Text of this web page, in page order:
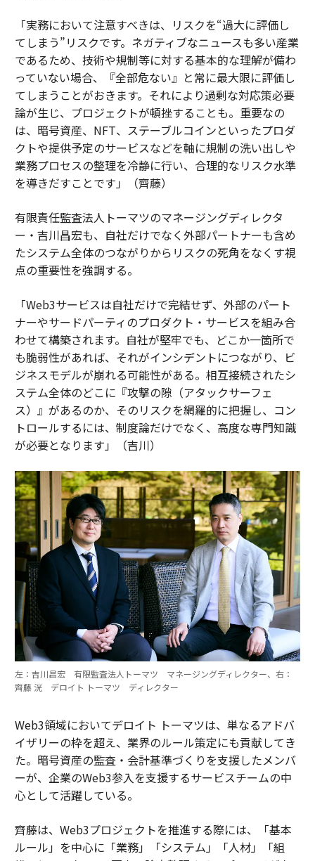
「実務において注意すべきは、リスクを“過大に評価し
てしまう”リスクです。ネガティブなニュースも多い産業
であるため、技術や規制等に対する基本的な理解が備わ
っていない場合、『全部危ない』と常に最大限に評価し
てしまうことがおきます。それにより過剰な対応策必要
論が生じ、プロジェクトが頓挫することも。重要なの
は、暗号資産、NFT、ステーブルコインといったプロダ
クトや提供予定のサービスなどを軸に規制の洗い出しや
業務プロセスの整理を冷静に行い、合理的なリスク水準
を導きだすことです」（齊藤）
有限責任監査法人トーマツのマネージングディレクタ
ー・吉川昌宏も、自社だけでなく外部パートナーも含め
たシステム全体のつながりからリスクの死角をなくす視
点の重要性を強調する。
「Web3サービスは自社だけで完結せず、外部のパート
ナーやサードパーティのプロダクト・サービスを組み合
わせて構築されます。自社が堅牢でも、どこか一箇所で
も脆弱性があれば、それがインシデントにつながり、ビ
ジネスモデルが崩れる可能性がある。相互接続されたシ
ステム全体のどこに『攻撃の隙（アタックサーフェ
ス）』があるのか、そのリスクを網羅的に把握し、コン
トロールするには、制度論だけでなく、高度な専門知識
が必要となります」（吉川）
左：吉川昌宏 有限監査法人トーマツ マネージングディレクター、右：
齊藤 洸 デロイト トーマツ ディレクター
Web3領域においてデロイト トーマツは、単なるアドバ
イザリーの枠を超え、業界のルール策定にも貢献してき
た。暗号資産の監査・会計基準づくりを支援したメンバ
ーが、企業のWeb3参入を支援するサービスチームの中
心として活躍している。
齊藤は、Web3プロジェクトを推進する際には、「基本
ルール」を中心に「業務」「システム」「人材」「組